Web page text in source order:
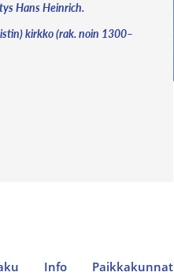
Hans Heinrich.
kirkko (rak. noin 1300–
Info Paikkakunnat